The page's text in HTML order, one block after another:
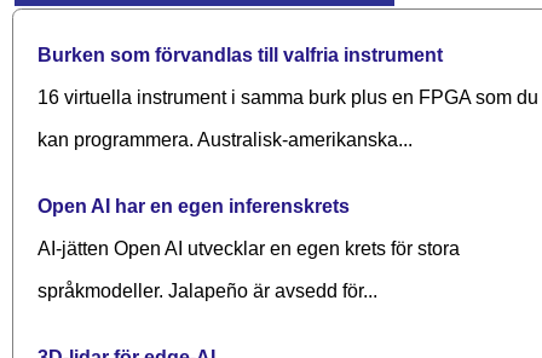
Burken som förvandlas till valfria instrument
16 virtuella instrument i samma burk plus en FPGA som du
kan programmera. Australisk-amerikanska...
Open AI har en egen inferenskrets
AI-jätten Open AI utvecklar en egen krets för stora
språkmodeller. Jalapeño är avsedd för...